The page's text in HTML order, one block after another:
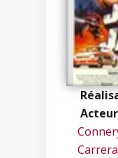
Carrera